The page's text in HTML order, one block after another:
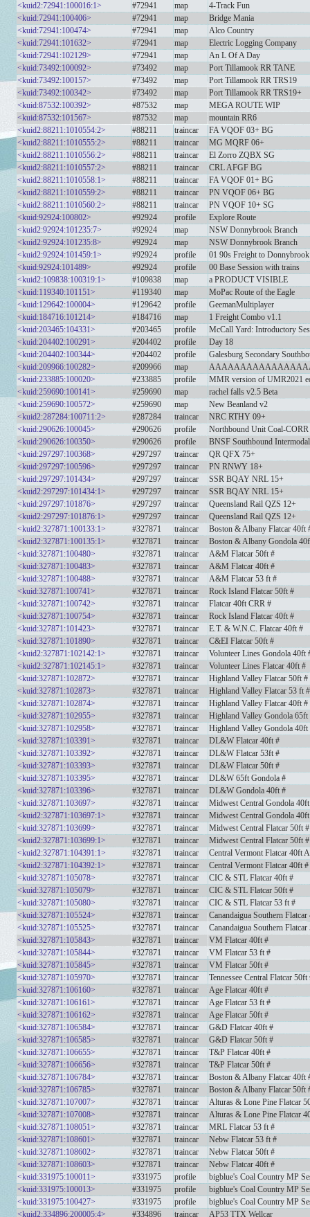
<kuid2:72941:100016:1>
#72941 map
4-Track Fun
<kuid:72941:100406>
#72941 map
Bridge Mania
<kuid:72941:100474>
#72941 map
Alco Country
<kuid:72941:101632>
#72941 map
Electric Logging Company
<kuid:72941:102129>
#72941 map
An L Of A Day
<kuid:73492:100092>
#73492 map
Port Tillamook RR TANE
<kuid:73492:100157>
#73492 map
Port Tillamook RR TRS19
<kuid:73492:100342>
#73492 map
Port Tillamook RR TRS19+
<kuid:87532:100392>
#87532 map
MEGA ROUTE WIP
<kuid:87532:101567>
#87532 map
mountain RR6
<kuid2:88211:1010554:2>
#88211 traincar
FA VQOF 03+ BG
<kuid2:88211:1010555:2>
#88211 traincar
MG MQRF 06+
<kuid2:88211:1010556:2>
#88211 traincar
El Zorro ZQBX SG
<kuid2:88211:1010557:2>
#88211 traincar
CRL AFGF BG
<kuid2:88211:1010558:1>
#88211 traincar
FA VQOF 01+ BG
<kuid2:88211:1010559:2>
#88211 traincar
PN VQOF 06+ BG
<kuid2:88211:1010560:2>
#88211 traincar
PN VQOF 10+ SG
<kuid:92924:100802>
#92924 profile
Explore Route
<kuid2:92924:101235:7>
#92924 map
NSW Donnybrook Branch
<kuid2:92924:101235:8>
#92924 map
NSW Donnybrook Branch
<kuid2:92924:101459:1>
#92924 profile
01 90s Freight to Donnybrook
<kuid:92924:101489>
#92924 profile
00 Base Session with trains
<kuid2:109838:100319:1>
#109838 map
a PRODUCT VISIBLE
<kuid:119340:101151>
#119340 map
MoPac Route of the Eagle
<kuid:129642:100004>
#129642 profile
GeemanMultiplayer
<kuid:184716:101214>
#184716 map
1 Freight Combo v1.1
<kuid:203465:104331>
#203465 profile
McCall Yard: Introductory
<kuid:204402:100291>
#204402 profile
Day 18
<kuid:204402:100344>
#204402 profile
Galesburg Secondary
<kuid:209966:100282>
#209966 map
<kuid:233885:100020>
#233885 profile
MMR version of UMR2021
<kuid:259690:100141>
#259690 map
rachel falls v2.5 Beta
<kuid:259690:100572>
#259690 map
New Beanland v2
<kuid2:287284:100711:2>
#287284 traincar
NRC RTHY 09+
<kuid:290626:100045>
#290626 profile
Northbound Unit Coal-
<kuid:290626:100350>
#290626 profile
BNSF Southbound
<kuid:297297:100368>
#297297 traincar
QR QFX 75+
<kuid:297297:100596>
#297297 traincar
PN RNWY 18+
<kuid:297297:101434>
#297297 traincar
SSR BQAY NRL 15+
<kuid2:297297:101434:1>
#297297 traincar
SSR BQAY NRL 15+
<kuid:297297:101876>
#297297 traincar
Queensland Rail QZS 12+
<kuid2:297297:101876:1>
#297297 traincar
Queensland Rail QZS 12+
<kuid2:327871:100133:1>
#327871 traincar
Boston & Albany Flatcar 40ft
<kuid2:327871:100135:1>
#327871 traincar
Boston & Albany Gondola
<kuid:327871:100480>
#327871 traincar
A&M Flatcar 50ft #
<kuid:327871:100483>
#327871 traincar
A&M Flatcar 40ft #
<kuid:327871:100488>
#327871 traincar
A&M Flatcar 53 ft #
<kuid:327871:100741>
#327871 traincar
Rock Island Flatcar 50ft #
<kuid:327871:100742>
#327871 traincar
Flatcar 40ft CRR #
<kuid:327871:100754>
#327871 traincar
Rock Island Flatcar 40ft #
<kuid:327871:101423>
#327871 traincar
E.T. & W.N.C. Flatcar 40ft #
<kuid:327871:101890>
#327871 traincar
C&EI Flatcar 50ft #
<kuid2:327871:102142:1>
#327871 traincar
Volunteer Lines Gondola 40ft
<kuid2:327871:102145:1>
#327871 traincar
Volunteer Lines Flatcar 40ft #
<kuid:327871:102872>
#327871 traincar
Highland Valley Flatcar 50ft #
<kuid:327871:102873>
#327871 traincar
Highland Valley Flatcar 53 ft #
<kuid:327871:102874>
#327871 traincar
Highland Valley Flatcar 40ft #
<kuid:327871:102955>
#327871 traincar
Highland Valley Gondola 65ft
<kuid:327871:102958>
#327871 traincar
Highland Valley Gondola 40ft
<kuid:327871:103391>
#327871 traincar
DL&W Flatcar 40ft #
<kuid:327871:103392>
#327871 traincar
DL&W Flatcar 53ft #
<kuid:327871:103393>
#327871 traincar
DL&W Flatcar 50ft #
<kuid:327871:103395>
#327871 traincar
DL&W 65ft Gondola #
<kuid:327871:103396>
#327871 traincar
DL&W Gondola 40ft #
<kuid:327871:103697>
#327871 traincar
Midwest Central Gondola
<kuid2:327871:103697:1>
#327871 traincar
Midwest Central Gondola
<kuid:327871:103699>
#327871 traincar
Midwest Central Flatcar 50ft #
<kuid2:327871:103699:1>
#327871 traincar
Midwest Central Flatcar 50ft #
<kuid2:327871:104391:1>
#327871 traincar
Central Vermont Flatcar 40ft
<kuid2:327871:104392:1>
#327871 traincar
Central Vermont Flatcar 40ft #
<kuid:327871:105078>
#327871 traincar
CIC & STL Flatcar 40ft #
<kuid:327871:105079>
#327871 traincar
CIC & STL Flatcar 50ft #
<kuid:327871:105080>
#327871 traincar
CIC & STL Flatcar 53 ft #
<kuid:327871:105524>
#327871 traincar
Canandaigua Southern
<kuid:327871:105525>
#327871 traincar
Canandaigua Southern
<kuid:327871:105843>
#327871 traincar
VM Flatcar 40ft #
<kuid:327871:105844>
#327871 traincar
VM Flatcar 53 ft #
<kuid:327871:105845>
#327871 traincar
VM Flatcar 50ft #
<kuid:327871:105970>
#327871 traincar
Tennessee Central Flatcar 50ft
<kuid:327871:106160>
#327871 traincar
Age Flatcar 40ft #
<kuid:327871:106161>
#327871 traincar
Age Flatcar 53 ft #
<kuid:327871:106162>
#327871 traincar
Age Flatcar 50ft #
<kuid:327871:106584>
#327871 traincar
G&D Flatcar 40ft #
<kuid:327871:106585>
#327871 traincar
G&D Flatcar 50ft #
<kuid:327871:106655>
#327871 traincar
T&P Flatcar 40ft #
<kuid:327871:106656>
#327871 traincar
T&P Flatcar 50ft #
<kuid:327871:106784>
#327871 traincar
Boston & Albany Flatcar 40ft
<kuid:327871:106785>
#327871 traincar
Boston & Albany Flatcar 50ft
<kuid:327871:107007>
#327871 traincar
Alturas & Lone Pine Flatcar
<kuid:327871:107008>
#327871 traincar
Alturas & Lone Pine Flatcar
<kuid:327871:108051>
#327871 traincar
MRL Flatcar 53 ft #
<kuid:327871:108601>
#327871 traincar
Nebw Flatcar 53 ft #
<kuid:327871:108602>
#327871 traincar
Nebw Flatcar 50ft #
<kuid:327871:108603>
#327871 traincar
Nebw Flatcar 40ft #
<kuid:331975:100011>
#331975 profile
bigblue's Coal Country MP
<kuid:331975:100013>
#331975 profile
bigblue's Coal Country MP
<kuid:331975:100427>
#331975 profile
bigblue's Coal Country MP
<kuid2:334896:200005:4>
#334896 traincar AP53 TTX Wellcar